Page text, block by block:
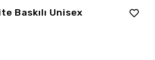
Baskılı Unisex